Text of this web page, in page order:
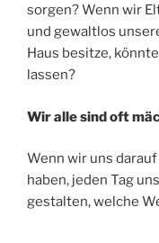
sorgen? Wenn wir
und gewaltlos
Haus besitze,
lassen?
Wir alle sind oft
Wenn wir uns
haben, jeden Tag
gestalten, welche